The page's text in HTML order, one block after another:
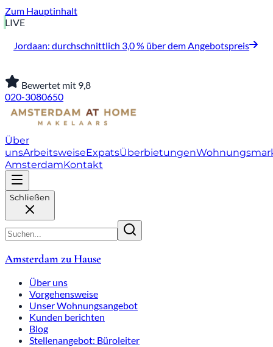
Zum Hauptinhalt
LIVE
Jordaan: durchschnittlich 3,0 % über dem Angebotspreis
Bewertet mit 9,8
020-3080650
Über
unsArbeitsweiseExpatsÜberbietungen
AmsterdamKontakt
Schließen
Amsterdam zu Hause
Über uns
Vorgehensweise
Unser Wohnungsangebot
Kunden berichten
Blog
Stellenangebot: Büroleiter